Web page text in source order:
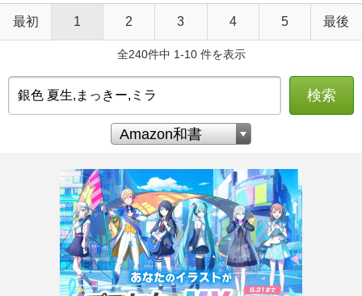
最初 1 2 3 4 5 最後
全240件中 1-10 件を表示
検索